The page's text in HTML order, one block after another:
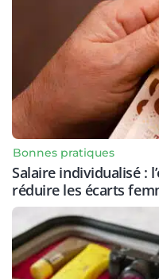
Bonnes pratiques
Salaire individualisé :
réduire les écarts